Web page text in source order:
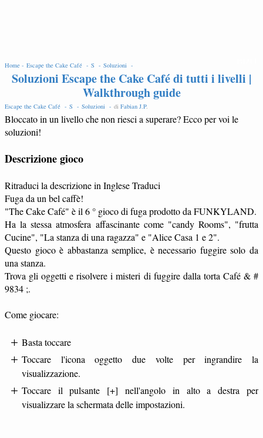
Home - Escape the Cake Café - S - Soluzioni -
Soluzioni Escape the Cake Café di tutti i livelli |
Walkthrough guide
Escape the Cake Café - S - Soluzioni - di Fabian J.P.
Bloccato in un livello che non riesci a superare? Ecco per voi le
soluzioni!
Descrizione gioco
Ritraduci la descrizione in Inglese Traduci
Fuga da un bel caffè!
"The Cake Café" è il 6 ° gioco di fuga prodotto da FUNKYLAND.
Ha la stessa atmosfera affascinante come "candy Rooms", "frutta
Cucine", "La stanza di una ragazza" e "Alice Casa 1 e 2".
Questo gioco è abbastanza semplice, è necessario fuggire solo da
una stanza.
Trova gli oggetti e risolvere i misteri di fuggire dalla torta Café & #
9834 ;.
Come giocare:
Basta toccare
Toccare l'icona oggetto due volte per ingrandire la
visualizzazione.
Toccare il pulsante [+] nell'angolo in alto a destra per
visualizzare la schermata delle impostazioni.